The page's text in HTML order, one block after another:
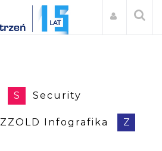
S Security
ZZOLD Infografika
Z